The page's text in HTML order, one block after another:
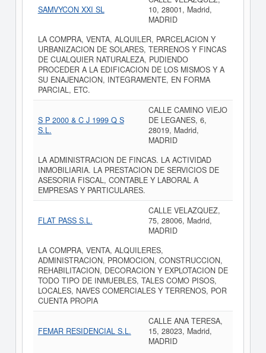
SAMVYCON XXI SL
10, 28001, Madrid,
MADRID
LA COMPRA, VENTA, ALQUILER, PARCELACION Y
URBANIZACION DE SOLARES, TERRENOS Y FINCAS
DE CUALQUIER NATURALEZA, PUDIENDO
PROCEDER A LA EDIFICACION DE LOS MISMOS Y A
SU ENAJENACION, INTEGRAMENTE, EN FORMA
PARCIAL, ETC.
S P 2000 & C J 1999 Q S
S.L.
CALLE CAMINO VIEJO
DE LEGANES, 6,
28019, Madrid,
MADRID
LA ADMINISTRACION DE FINCAS. LA ACTIVIDAD
INMOBILIARIA. LA PRESTACION DE SERVICIOS DE
ASESORIA FISCAL, CONTABLE Y LABORAL A
EMPRESAS Y PARTICULARES.
FLAT PASS S.L.
CALLE VELAZQUEZ,
75, 28006, Madrid,
MADRID
LA COMPRA, VENTA, ALQUILERES,
ADMINISTRACION, PROMOCION, CONSTRUCCION,
REHABILITACION, DECORACION Y EXPLOTACION DE
TODO TIPO DE INMUEBLES, TALES COMO PISOS,
LOCALES, NAVES COMERCIALES Y TERRENOS, POR
CUENTA PROPIA
FEMAR RESIDENCIAL S.L.
CALLE ANA TERESA,
15, 28023, Madrid,
MADRID